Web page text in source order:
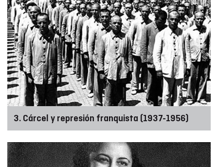
3. Cárcel y represión franquista (1937-1956)